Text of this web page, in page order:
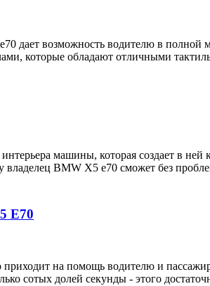
дает возможность водителю в полной
которые обладают отличными
машины, которая создает в
BMW X5 e70 сможет без
E70
приходит на помощь водителю и
сотых долей секунды - этого